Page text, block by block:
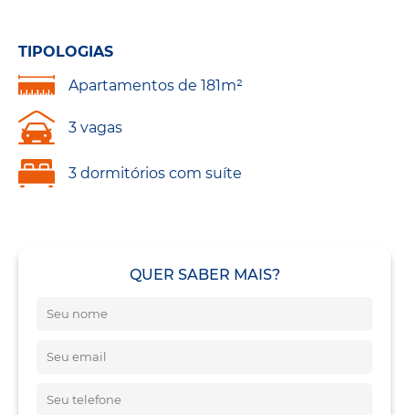
TIPOLOGIAS
Apartamentos de 181m²
3 vagas
3 dormitórios com suíte
QUER SABER MAIS?